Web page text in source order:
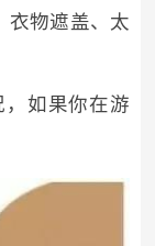
衣物遮盖、太
如果你在游